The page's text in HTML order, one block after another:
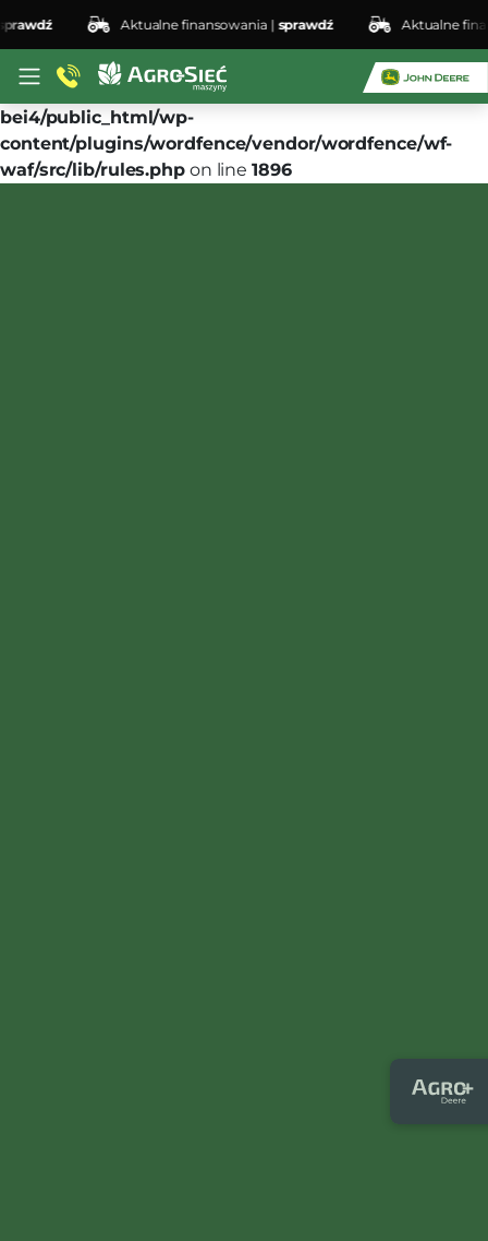
Deprecated: preg_replace(): Passing null to parameter
#3 ($subject) of type array|string is deprecated in
/home/klient.dhosting.pl/lswis6155/agro-siec.pl-
bei4/public_html/wp-
content/plugins/wordfence/vendor/wordfence/wf-
waf/src/lib/rules.phpon line1896
Aktualne finansowania |sprawdź Aktualne